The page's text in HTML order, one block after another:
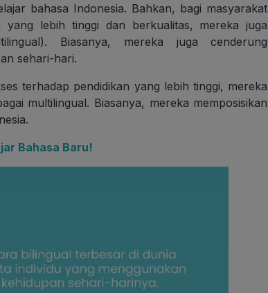
bahasa Indonesia. Bahkan, bagi masyarakat
yang lebih tinggi dan berkualitas, mereka juga
Biasanya, mereka juga cenderung
sehari-hari.
terhadap pendidikan yang lebih tinggi, mereka
multilingual. Biasanya, mereka memposisikan
Bahasa Baru!